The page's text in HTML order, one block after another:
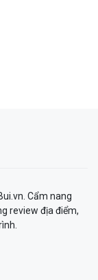
Cẩm nang
review địa điểm,